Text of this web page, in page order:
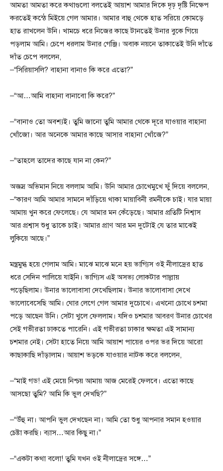
আমতা আমতা করে কথাগুলো বলতেই আয়াশ আমার দিকে দৃঢ় দৃষ্টি নিক্ষেপ
করতেই কন্ঠে মিইয়ে গেল আমার। আমার বাহু থেকে হাত সরিয়ে কোমড়ে
হাত রাখলেন উনি। খামচে ধরে নিজের কাছে টানতেই উনার বুকে গিয়ে
পড়লাম আমি। চেপে ধরলাম উনার গেঞ্জি। অবাক নয়নে তাকাতেই উনি দাঁতে
দাঁত চেপে বললেন,
–“সিরিয়াসলি? বাহানা বানাও কি করে এতো?”
–“আ…আমি বাহানা বানাবো কি করে?”
–“বানাও তো অবশ্যই। তুমি জানো তুমি আমার থেকে দূরে যাওয়ার বাহানা
খোঁজো। আর অনেকে আমার কাছে আসার বাহানা খোঁজে?”
–“তাহলে তাদের কাছে যান না কেন?”
অজস্র অভিমান নিয়ে বললাম আমি। উনি আমার চোখেমুখে ফুঁ দিয়ে বললেন,
–“কারণ আমি আমার সামনে দাঁড়িয়ে থাকা মায়াবিনী রমনীকে চাই। যার মায়া
আমায় খুন করে ফেলেছে। যে আমার মন কেঁড়েছে। আমার প্রতিটি নিশ্বাস
আর প্রশ্বাস শুধু তাকে চাই। আমার প্রাণ আর মন দুটোই যে তার মাঝেই
লুকিয়ে আছে।”
মন্ত্রমুগ্ধ হয়ে গেলাম আমি। মাঝে মাঝে মনে হয় ভাগ্যিস ওই নীলাদ্রের হাত
ধরে সেদিন পালিয়ে যাইনি। ভাগ্যিস এই অসভ্য লোকটার পাল্লায়
পড়েছিলাম। উনার ভালোবাসা দেখেছিলাম। উনার ভালোবাসা দেখে
ভালোবেসেছি আমি। ঘোর লেগে গেল আমার দুচোখে। এখনো চোখে চশমা
পড়ে আছেন উনি। সেটা খুলে ফেললাম। যদিও চশমার আবরণ উনার চোখের
সেই গভীরতা ঢাকতে পারেনি। এই গভীরতা ঢাকার ক্ষমতা এই সামান্য
চশমার নেই। সেটা হাতে নিয়ে আমি আয়াশ পায়ের ওপর ভর দিয়ে আরো
কাছাকাছি দাঁড়ালাম। আয়াশ ভড়কে যাওয়ার নাটক করে বললেন,
–“মাই গড! এই মেয়ে নিশ্চয় আমায় আজ মেরেই ফেলবে। এতো কাছে
আসছো তুমি? আমি কি ভুল দেখছি?”
–“উঁহু না। আপনি ভুল দেখছেন না। আমি তো শুধু আপনার সমান হওয়ার
চেষ্টা করছি। ব্যাস…আর কিছু না।”
–“একটা কথা বলো! তুমি যখন ওই নীলাদ্রের সঙ্গে…”